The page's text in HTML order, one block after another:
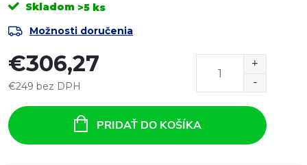
Skladom >5 ks
Možnosti doručenia
€306,27
€249 bez DPH
cena:
PRIDAŤ DO KOŠÍKA